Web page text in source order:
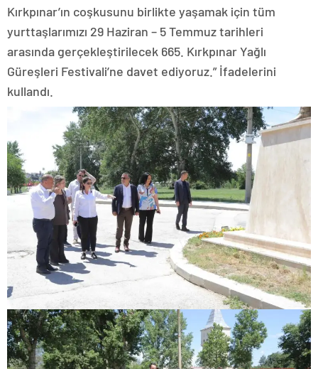
Kırkpınar’ın coşkusunu birlikte yaşamak için tüm
yurttaşlarımızı 29 Haziran – 5 Temmuz tarihleri
arasında gerçekleştirilecek 665. Kırkpınar Yağlı
Güreşleri Festivali’ne davet ediyoruz.” İfadelerini
kullandı.